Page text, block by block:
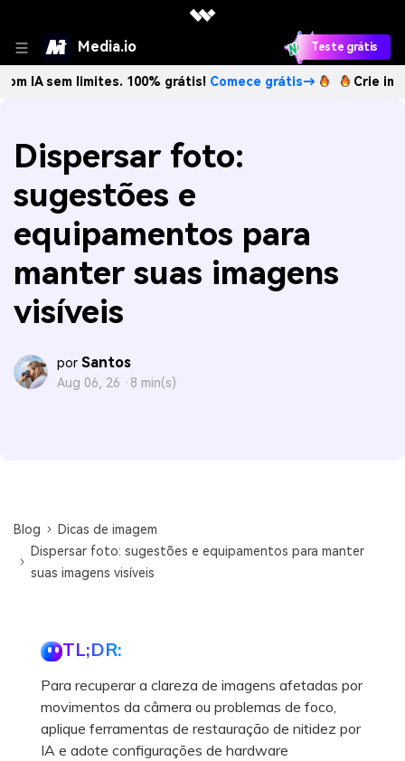
Media.io Teste grátis
100% grátis! Comece grátis→ Crie imagens com
Dispersar foto:
sugestões e
equipamentos para
manter suas imagens
visíveis
por Santos
Aug 06, 26 · 8 min(s)
Blog
Dicas de imagem
Dispersar foto: sugestões e equipamentos para manter
suas imagens visíveis
TL;DR:
Para recuperar a clareza de imagens afetadas por
movimentos da câmera ou problemas de foco,
aplique ferramentas de restauração de nitidez por
IA e adote configurações de hardware